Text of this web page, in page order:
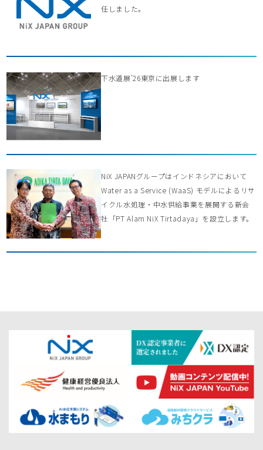
任しました。
下水道展’26東京に出展します
NiX JAPANグループはインドネシアにおいて
Water as a Service (WaaS) モデルによるリサ
イクル水処理・中水供給事業を展開する新会
社「PT Alam NiX Tirtadaya」を設立します。